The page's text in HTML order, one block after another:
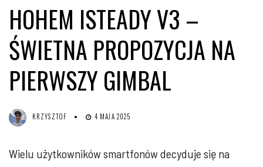
HOHEM ISTEADY V3 –
ŚWIETNA PROPOZYCJA NA
PIERWSZY GIMBAL
KRZYSZTOF 4 MAJA 2025
Wielu użytkowników smartfonów decyduje się na